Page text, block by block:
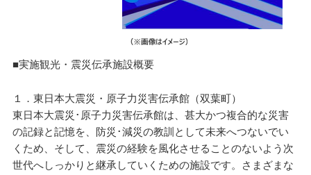
■実施観光・震災伝承施設概要
１．東日本大震災・原子力災害伝承館（双葉町）
東日本大震災･原子力災害伝承館は、甚大かつ複合的な災害
の記録と記憶を、防災･減災の教訓として未来へつないでい
くため、そして、震災の経験を風化させることのないよう次
世代へしっかりと継承していくための施設です。さまざまな